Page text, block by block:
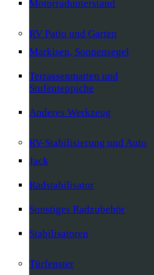
Motorradunterstand
RV Patio und Garten
Markisen, Sonnensegel
Terrassenmatten und
Stufenteppiche
Anderes Werkzeug
RV-Stabilisierung und Auto
Jack
Radstabilisator
Sonstiges Radzubehör
Stabilisatoren
Türfenster